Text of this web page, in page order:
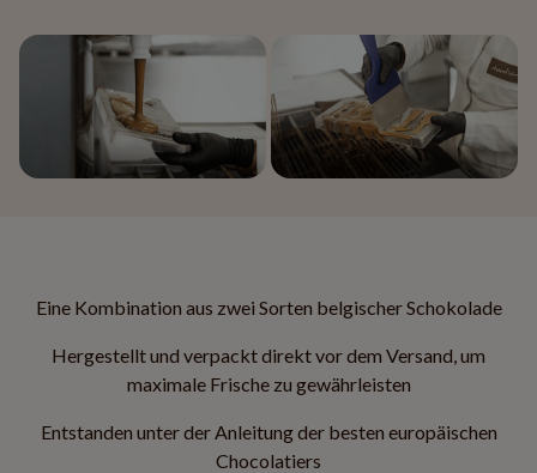
Eine Kombination aus zwei Sorten belgischer Schokolade
Hergestellt und verpackt direkt vor dem Versand, um
maximale Frische zu gewährleisten
Entstanden unter der Anleitung der besten europäischen
Chocolatiers